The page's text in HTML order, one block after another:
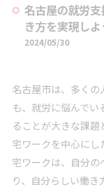
名古屋の就労
き方を実現しよ
2024/05/30
名古屋市は、多くの
も、就労に悩んで
ることが大きな課題
宅ワークを中心にし
宅ワークは、自分の
り、自分らしい働